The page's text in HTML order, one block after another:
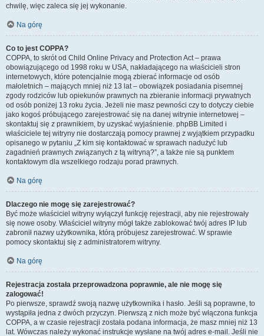
chwilę, więc zaleca się jej wykonanie.
Na górę
Co to jest COPPA?
COPPA, to skrót od Child Online Privacy and Protection Act – prawa
obowiązującego od 1998 roku w USA, nakładającego na właścicieli stron
internetowych, które potencjalnie mogą zbierać informacje od osób
małoletnich – mających mniej niż 13 lat – obowiązek posiadania pisemnej
zgody rodziców lub opiekunów prawnych na zbieranie informacji prywatnych
od osób poniżej 13 roku życia. Jeżeli nie masz pewności czy to dotyczy ciebie
jako kogoś próbującego zarejestrować się na danej witrynie internetowej –
skontaktuj się z prawnikiem, by uzyskać wyjaśnienie. phpBB Limited i
właściciele tej witryny nie dostarczają pomocy prawnej z wyjątkiem przypadku
opisanego w pytaniu „Z kim się kontaktować w sprawach nadużyć lub
zagadnień prawnych związanych z tą witryną?”, a także nie są punktem
kontaktowym dla wszelkiego rodzaju porad prawnych.
Na górę
Dlaczego nie mogę się zarejestrować?
Być może właściciel witryny wyłączył funkcję rejestracji, aby nie rejestrowały
się nowe osoby. Właściciel witryny mógł także zablokować twój adres IP lub
zabronił nazwy użytkownika, którą próbujesz zarejestrować. W sprawie
pomocy skontaktuj się z administratorem witryny.
Na górę
Rejestracja została przeprowadzona poprawnie, ale nie mogę się
zalogować!
Po pierwsze, sprawdź swoją nazwę użytkownika i hasło. Jeśli są poprawne, to
wystąpiła jedna z dwóch przyczyn. Pierwszą z nich może być włączona funkcja
COPPA, a w czasie rejestracji została podana informacja, że masz mniej niż 13
lat. Wówczas należy wykonać instrukcje wysłane na twój adres e-mail. Jeśli nie